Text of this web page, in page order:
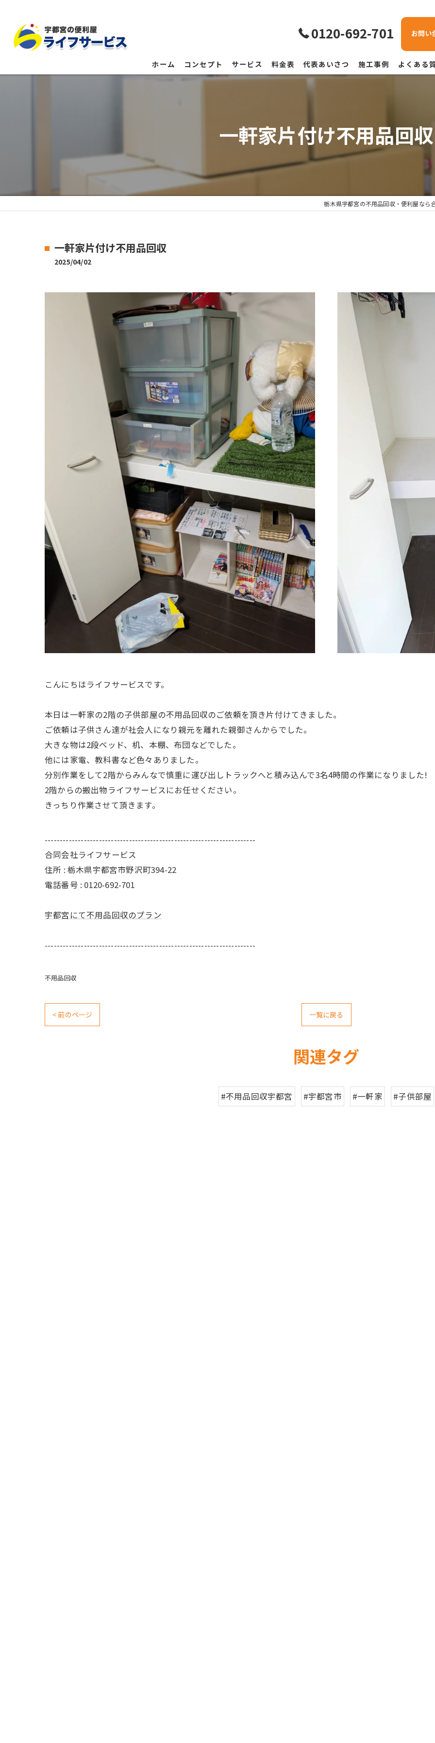
0120-692-701 お問い
ホーム コンセプト サービス 料金表 代表あいさつ 施工事例 よくある
一軒家片付け不用品回収
栃木県宇都宮の不用品回収・便利屋なら
一軒家片付け不用品回収
2025/04/02
こんにちはライフサービスです。
本日は一軒家の2階の子供部屋の不用品回収のご依頼を頂き片付けてきました。
ご依頼は子供さん達が社会人になり親元を離れた親御さんからでした。
大きな物は2段ベッド、机、本棚、布団などでした。
他には家電、教科書など色々ありました。
分別作業をして2階からみんなで慎重に運び出しトラックへと積み込んで3名4時間の作業になりました!
2階からの搬出物ライフサービスにお任せください。
きっちり作業させて頂きます。
----------------------------------------------------------------------
合同会社ライフサービス
住所 : 栃木県宇都宮市野沢町394-22
電話番号 : 0120-692-701
宇都宮にて不用品回収のプラン
----------------------------------------------------------------------
不用品回収
< 前のページ 一覧に戻る
関連タグ
#不用品回収宇都宮 #宇都宮市 #一軒家 #子供部屋